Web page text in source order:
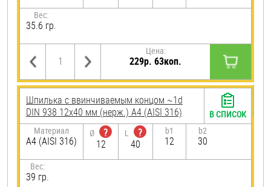
Вес:
35.6 гр.
Цена:
229р. 63коп.
Шпилька c ввинчиваемым концом ~1d
DIN 938 12х40 мм (нерж.) A4 (AISI 316)
Материал
A4 (AISI 316)
Ø
?
12
L
?
40
b1
12
b2
30
Вес:
39 гр.
В СПИСОК